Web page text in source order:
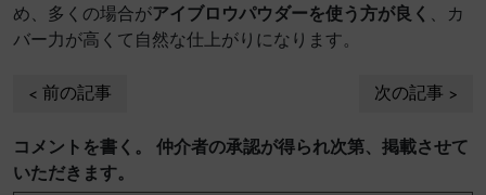
め、多くの場合がアイブロウパウダーを使う方が良く 、カ
バー力が高くて自然な仕上がりになります。
前の記事 次の記事
コメントを書く。 仲介者の承認が得られ次第、掲載させて
いただきます。